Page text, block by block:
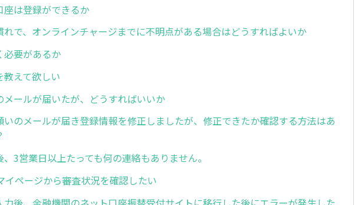
座は登録ができるか
れで、オンラインチャージまでに不明点がある場合はどうすればよいか
必要があるか
教えて欲しい
メールが届いたが、どうすればいいか
いのメールが届き登録情報を修正しましたが、修正できたか確認する方法はあ
3営業日以上たっても何の連絡もありません。
ページから審査状況を確認したい